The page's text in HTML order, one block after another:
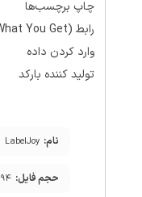
چاپ برچسب‌ها
رابط WYSIWYG (What You See Is What You Get)
وارد کردن داده
تولید کننده بارکد
نام: LabelJoy
حجم فایل: ۹۴ مگابایت